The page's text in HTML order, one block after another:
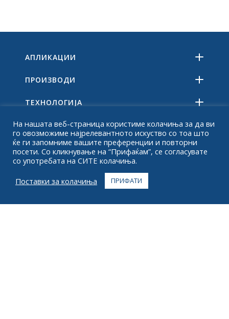
АПЛИКАЦИИ
ПРОИЗВОДИ
ТЕХНОЛОГИЈА
РЕСУРСИ
ЗА
На нашата веб-страница користиме колачиња за да ви
го овозможиме најрелевантното искуство со тоа што
ќе ги запомниме вашите преференции и повторни
посети. Со кликнување на “Прифаќам”, се согласувате
со употребата на СИТЕ колачиња.
Поставки за колачиња
ПРИФАТИ